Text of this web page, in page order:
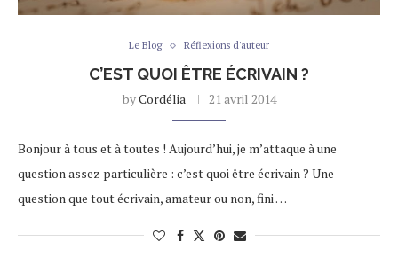
Le Blog Réflexions d'auteur
C’EST QUOI ÊTRE ÉCRIVAIN ?
byCordélia 21 avril 2014
Bonjour à tous et à toutes ! Aujourd’hui, je m’attaque à une
question assez particulière : c’est quoi être écrivain ? Une
question que tout écrivain, amateur ou non, fini …